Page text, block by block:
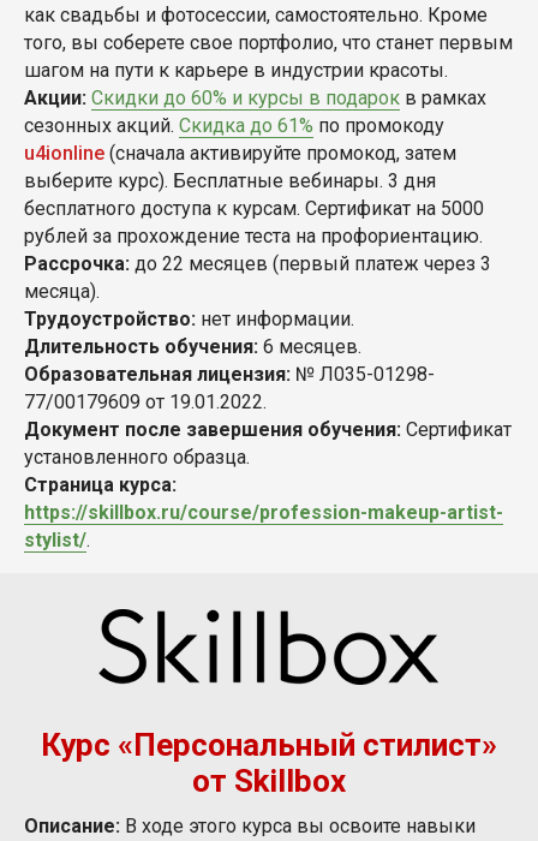
как свадьбы и фотосессии, самостоятельно. Кроме
того, вы соберете свое портфолио, что станет первым
шагом на пути к карьере в индустрии красоты.
Акции: Скидки до 60% и курсы в подарок в рамках
сезонных акций. Скидка до 61% по промокоду
u4ionline (сначала активируйте промокод, затем
выберите курс). Бесплатные вебинары. 3 дня
бесплатного доступа к курсам. Сертификат на 5000
рублей за прохождение теста на профориентацию.
Рассрочка: до 22 месяцев (первый платеж через 3
месяца).
Трудоустройство: нет информации.
Длительность обучения: 6 месяцев.
Образовательная лицензия: № Л035-01298-
77/00179609 от 19.01.2022.
Документ после завершения обучения: Сертификат
установленного образца.
Страница курса:
https://skillbox.ru/course/profession-makeup-artist-
stylist/.
Курс «Персональный стилист»
от Skillbox
Описание: В ходе этого курса вы освоите навыки